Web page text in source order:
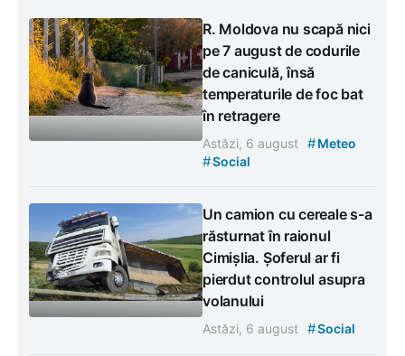
R. Moldova nu scapă nici
pe 7 august de codurile
de caniculă, însă
temperaturile de foc bat
în retragere
Astăzi, 6 august #Meteo
#Social
Un camion cu cereale s-a
răsturnat în raionul
Cimișlia. Șoferul ar fi
pierdut controlul asupra
volanului
Astăzi, 6 august #Social